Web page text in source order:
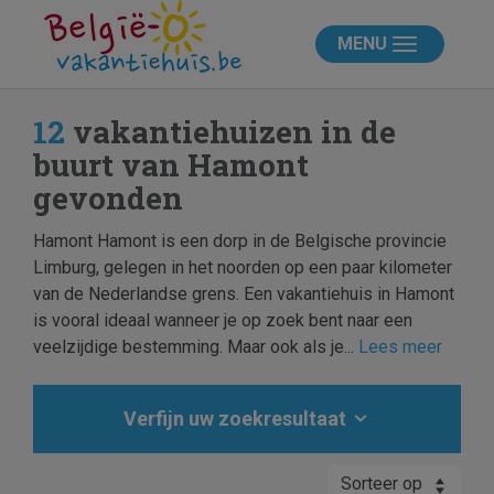
MENU
12 vakantiehuizen in de
buurt van Hamont
gevonden
Hamont Hamont is een dorp in de Belgische provincie
Limburg, gelegen in het noorden op een paar kilometer
van de Nederlandse grens. Een vakantiehuis in Hamont
is vooral ideaal wanneer je op zoek bent naar een
veelzijdige bestemming. Maar ook als je... Lees meer
Verfijn uw zoekresultaat
Sorteer op